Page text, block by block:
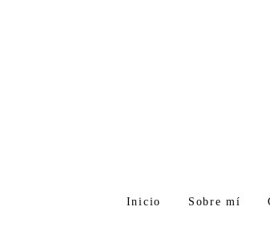
Inicio Sobre mí